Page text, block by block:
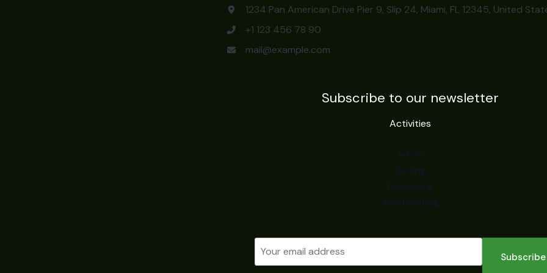
1234 Pan American Drive Pier 9, Slip 24, Miami, FL 12345, United
+1 123 456 78 90
mail@example.com
Subscribe to our newsletter
Activities
Jet Ski
Surfing
Parasailing
Wind Surfing
Subscribe